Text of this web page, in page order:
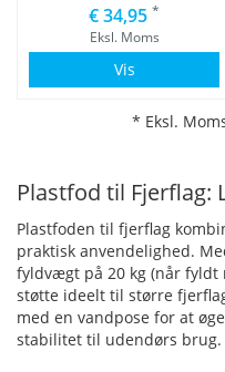
€ 34,95 *
Eksl. Moms
Vis
* Eksl.
Plastfod til Fjerflag:
Plastfoden til fjerflag
praktisk anvendelighed.
fyldvægt på 20 kg (når fyldt
støtte ideelt til større
med en vandpose for at
stabilitet til udendørs brug.